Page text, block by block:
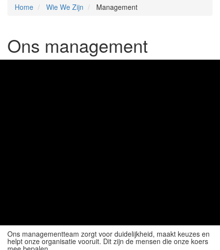
Home Wie We Zijn Management
Ons management
Ons managementteam zorgt voor duidelijkheid, maakt keuzes en
helpt onze organisatie vooruit. Dit zijn de mensen die onze koers